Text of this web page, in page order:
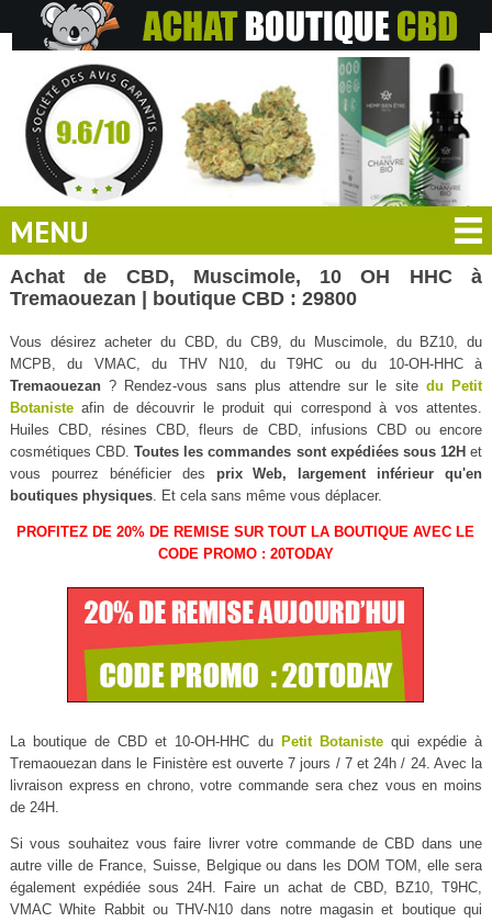
MENU
Achat de CBD, Muscimole, 10 OH HHC à
Tremaouezan | boutique CBD : 29800
Vous désirez acheter du CBD, du CB9, du Muscimole, du BZ10, du
MCPB, du VMAC, du THV N10, du T9HC ou du 10-OH-HHC à
Tremaouezan? Rendez-vous sans plus attendre sur le site du Petit
Botanisteafin de découvrir le produit qui correspond à vos attentes.
Huiles CBD, résines CBD, fleurs de CBD, infusions CBD ou encore
cosmétiques CBD.Toutes les commandes sont expédiées sous 12H et
vous pourrez bénéficier des prix Web, largement inférieur qu'en
boutiques physiques. Et cela sans même vous déplacer.
PROFITEZ DE 20% DE REMISE SUR TOUT LA BOUTIQUE AVEC LE
CODE PROMO : 20TODAY
La boutique de CBD et 10-OH-HHC du Petit Botanistequi expédie à
Tremaouezan dans le Finistère est ouverte 7 jours / 7 et 24h / 24. Avec la
livraison express en chrono, votre commande sera chez vous en moins
de 24H.
Si vous souhaitez vous faire livrer votre commande de CBD dans une
autre ville de France, Suisse, Belgique ou dans les DOM TOM, elle sera
également expédiée sous 24H. Faire un achat de CBD, BZ10, T9HC,
VMAC White Rabbit ou THV-N10 dans notre magasin et boutique qui